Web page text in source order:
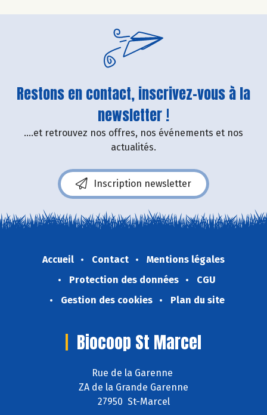
Restons en contact, inscrivez-vous à la
newsletter !
....et retrouvez nos offres, nos événements et nos
actualités.
Inscription newsletter
Accueil Contact
Mentions légales
Protection des données
CGU
Gestion des cookies
Plan du site
Biocoop St Marcel
Rue de la Garenne
ZA de la Grande Garenne
27950 St-Marcel